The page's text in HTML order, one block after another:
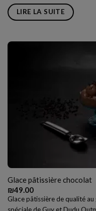
LIRE LA SUITE
Glace pâtissière chocolat
₪49.00
Glace pâtissière de qualité